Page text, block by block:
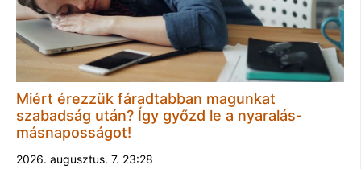
Miért érezzük fáradtabban magunkat
szabadság után? Így győzd le a nyaralás-
másnaposságot!
2026. augusztus. 7. 23:28